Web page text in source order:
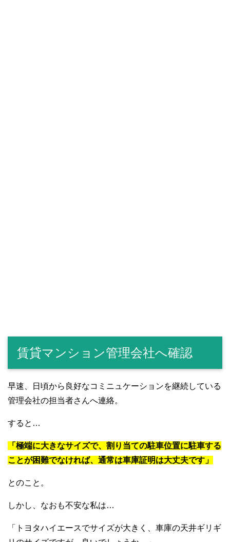
賃貸マンション管理会社へ確認
早速、日頃から良好なコミニュケーションを継続している
管理会社の担当者さんへ連絡。
すると…
「極端に大きなサイズで、割り当ての駐車位置に駐車する
ことが困難でなければ、通常は車庫証明は大丈夫です」
とのこと。
しかし、なおも不安な私は…
「トヨタハイエースでサイズが大きく、車庫の天井ギリギ